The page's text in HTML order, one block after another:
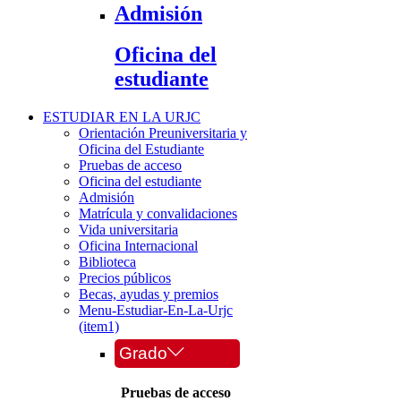
Admisión
Oficina del
estudiante
ESTUDIAR EN LA URJC
Orientación Preuniversitaria y
Oficina del Estudiante
Pruebas de acceso
Oficina del estudiante
Admisión
Matrícula y convalidaciones
Vida universitaria
Oficina Internacional
Biblioteca
Precios públicos
Becas, ayudas y premios
Menu-Estudiar-En-La-Urjc
(item1)
Grado
Pruebas de acceso